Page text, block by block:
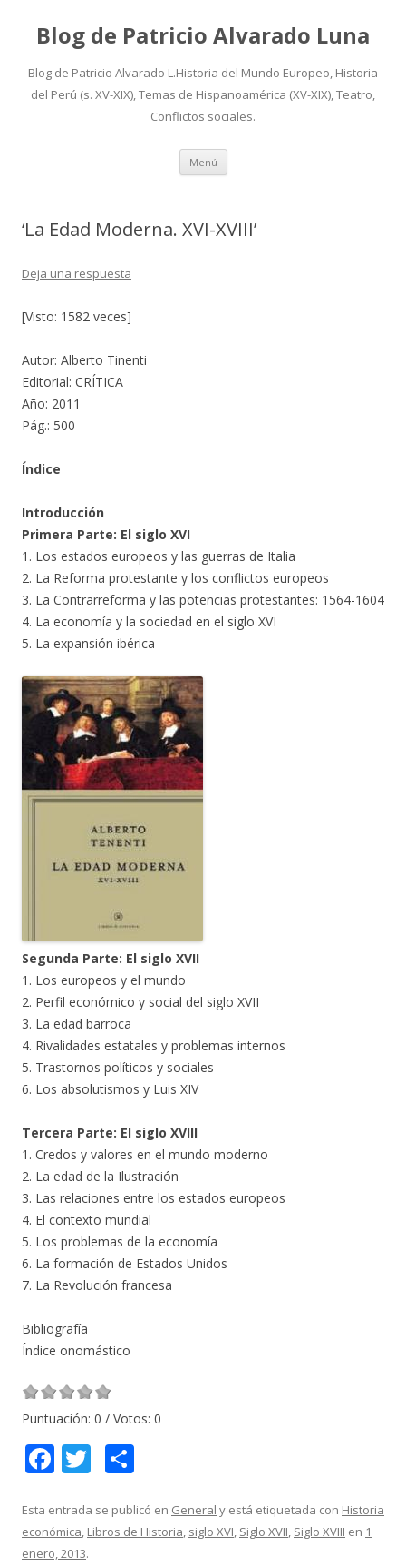
Blog de Patricio Alvarado Luna
Blog de Patricio Alvarado L.Historia del Mundo Europeo, Historia
del Perú (s. XV-XIX), Temas de Hispanoamérica (XV-XIX), Teatro,
Conflictos sociales.
Menú Ir
contenido
‘La Edad Moderna. XVI-XVIII’
Deja una respuesta
[Visto: 1582 veces]
Autor: Alberto Tinenti
Editorial: CRÍTICA
Año: 2011
Pág.: 500
Índice
Introducción
Primera Parte: El siglo XVI
1. Los estados europeos y las guerras de Italia
2. La Reforma protestante y los conflictos europeos
3. La Contrarreforma y las potencias protestantes: 1564-1604
4. La economía y la sociedad en el siglo XVI
5. La expansión ibérica
Segunda Parte: El siglo XVII
1. Los europeos y el mundo
2. Perfil económico y social del siglo XVII
3. La edad barroca
4. Rivalidades estatales y problemas internos
5. Trastornos políticos y sociales
6. Los absolutismos y Luis XIV
Tercera Parte: El siglo XVIII
1. Credos y valores en el mundo moderno
2. La edad de la Ilustración
3. Las relaciones entre los estados europeos
4. El contexto mundial
5. Los problemas de la economía
6. La formación de Estados Unidos
7. La Revolución francesa
Bibliografía
Índice onomástico
Puntuación: 0 / Votos: 0
F
e
b
T
itt
er
m
p
Esta entrada se publicó en General y está etiquetada con Historia
económica, Libros de Historia, siglo XVI, Siglo XVII, Siglo XVIII en 1
enero, 2013.